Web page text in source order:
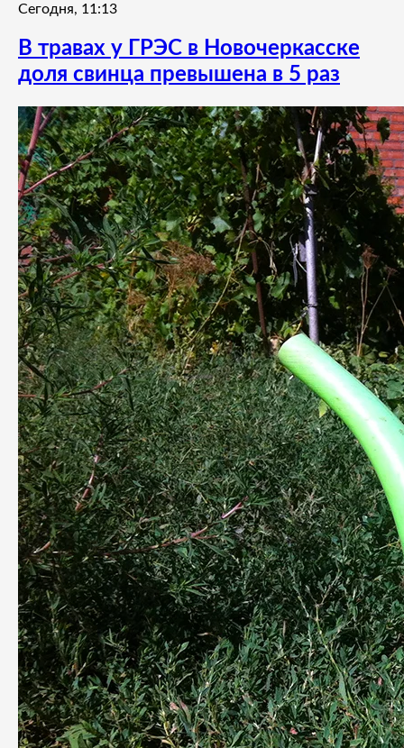
Сегодня, 11:13
В травах у ГРЭС в Новочеркасске
доля свинца превышена в 5 раз